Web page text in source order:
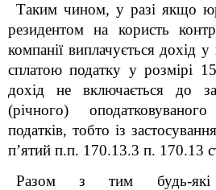
Таким чином, у разі якщо
резидентом на користь
компанії виплачується дохід у
сплатою податку у розмірі
дохід не включається до
(річного)
податків, тобто із
п’ятий п.п. 170.13.3 п. 170.13
Разом з тим будь-